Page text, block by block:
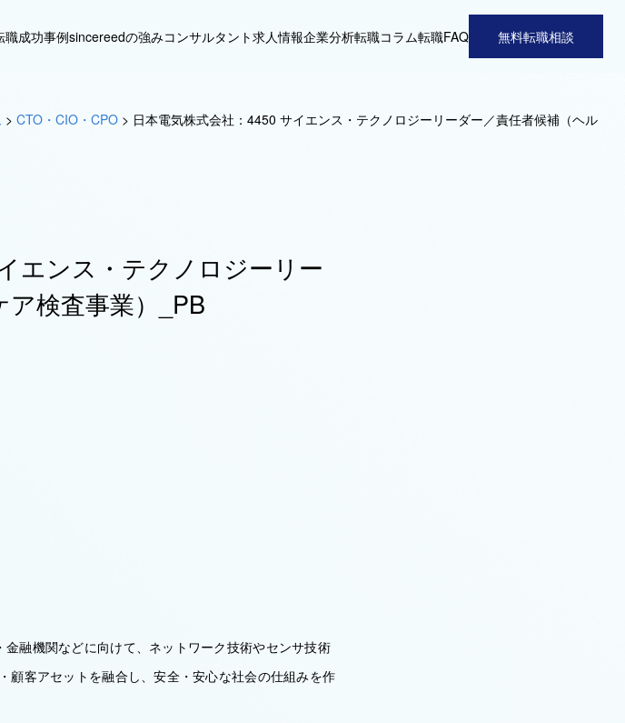
職成功事例sincereedの強みコンサルタント求人情報企業分析転職コラム転職FAQ 無料転職相談
> CTO・CIO・CPO > 日本電気株式会社：4450 サイエンス・テクノロジーリーダー／責任者候補（ヘル
エンス・テクノロジーリー
検査事業）_PB
融機関などに向けて、ネットワーク技術やセンサ技術
顧客アセットを融合し、安全・安心な社会の仕組みを作